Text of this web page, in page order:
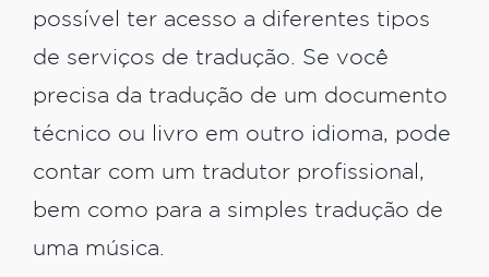
possível ter acesso a diferentes tipos
de serviços de tradução. Se você
precisa da tradução de um documento
técnico ou livro em outro idioma, pode
contar com um tradutor profissional,
bem como para a simples tradução de
uma música.